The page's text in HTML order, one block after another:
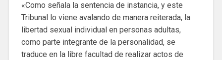
«Como señala la sentencia de instancia, y este
Tribunal lo viene avalando de manera reiterada, la
libertad sexual individual en personas adultas,
como parte integrante de la personalidad, se
traduce en la libre facultad de realizar actos de